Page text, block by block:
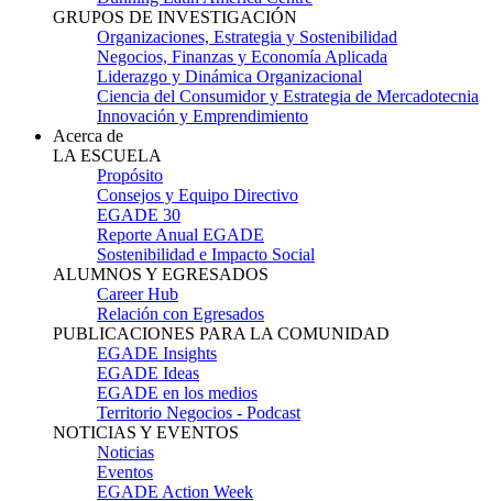
GRUPOS DE INVESTIGACIÓN
Organizaciones, Estrategia y Sostenibilidad
Negocios, Finanzas y Economía Aplicada
Liderazgo y Dinámica Organizacional
Ciencia del Consumidor y Estrategia de Mercadotecnia
Innovación y Emprendimiento
Acerca de
LA ESCUELA
Propósito
Consejos y Equipo Directivo
EGADE 30
Reporte Anual EGADE
Sostenibilidad e Impacto Social
ALUMNOS Y EGRESADOS
Career Hub
Relación con Egresados
PUBLICACIONES PARA LA COMUNIDAD
EGADE Insights
EGADE Ideas
EGADE en los medios
Territorio Negocios - Podcast
NOTICIAS Y EVENTOS
Noticias
Eventos
EGADE Action Week